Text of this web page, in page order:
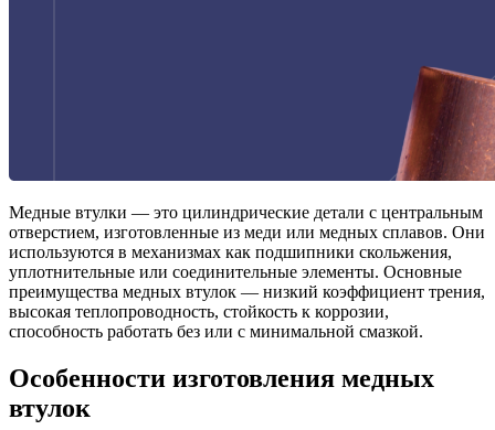
Медные втулки — это цилиндрические детали с центральным
отверстием, изготовленные из меди или медных сплавов. Они
используются в механизмах как подшипники скольжения,
уплотнительные или соединительные элементы. Основные
преимущества медных втулок — низкий коэффициент трения,
высокая теплопроводность, стойкость к коррозии,
способность работать без или с минимальной смазкой.
Особенности изготовления медных
втулок